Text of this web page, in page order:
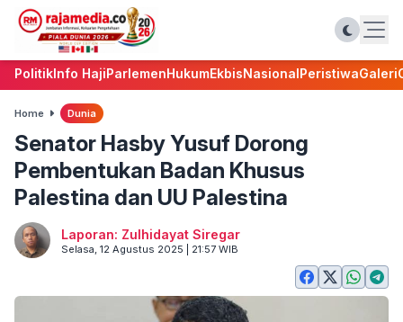
PolitikInfo HajiParlemenHukumEkbisNasionalPeristiwaGaleri
Home Dunia
Senator Hasby Yusuf Dorong
Pembentukan Badan Khusus
Palestina dan UU Palestina
Laporan: Zulhidayat Siregar
Selasa, 12 Agustus 2025 | 21:57 WIB